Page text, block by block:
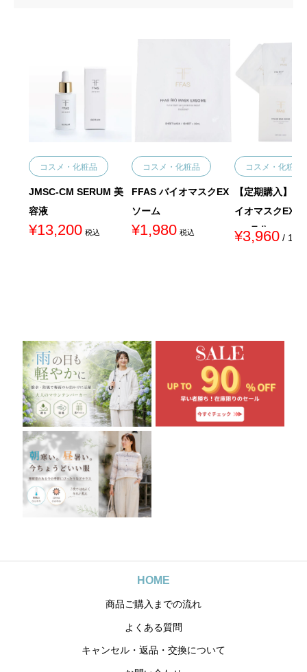
コスメ・化粧品
JMSC-CM SERUM 美
容液
¥13,200 税込
コスメ・化粧品
FFAS バイオマスクEX
ソーム
¥1,980 税込
コスメ・化粧品
【定期購入】
イオマスクEX
1ヵ月分)
¥3,960 / 1ヶ
HOME
商品ご購入までの流れ
よくある質問
キャンセル・返品・交換について